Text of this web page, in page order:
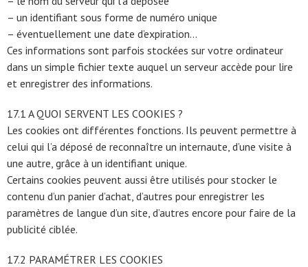
– un identifiant sous forme de numéro unique
– éventuellement une date d’expiration…
Ces informations sont parfois stockées sur votre ordinateur
dans un simple fichier texte auquel un serveur accède pour lire
et enregistrer des informations.
17.1 A QUOI SERVENT LES COOKIES ?
Les cookies ont différentes fonctions. Ils peuvent permettre à
celui qui l’a déposé de reconnaître un internaute, d’une visite à
une autre, grâce à un identifiant unique.
Certains cookies peuvent aussi être utilisés pour stocker le
contenu d’un panier d’achat, d’autres pour enregistrer les
paramètres de langue d’un site, d’autres encore pour faire de la
publicité ciblée.
17.2 PARAMÉTRER LES COOKIES